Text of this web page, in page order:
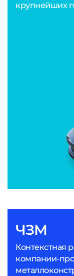
ЧЗМ
Контекстная
компании-
крупнейших